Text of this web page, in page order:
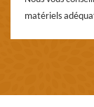
matériels